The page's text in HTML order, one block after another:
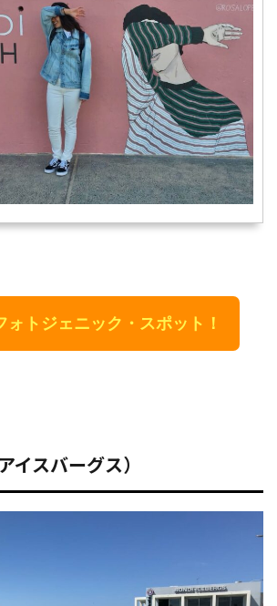
ォトジェニック・スポット！
スバーグス）